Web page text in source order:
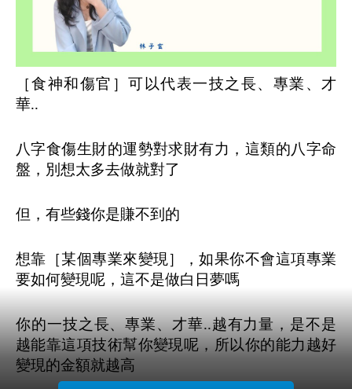
［食神和傷官］可以代表一技之長、專業、才
華..
八字食傷生財的運勢對求財有力，這類的八字命
盤，別想太多去做就對了
但，有些錢你是賺不到的
想靠［某個專業來變現］，如果你不會這項專業
要如何變現呢，這不是做白日夢嗎
你的一技之長、專業、才華..越有力量，是不是
越能靠這項技術幫你變現呢，所以你的能力越好
變現的金額就越高